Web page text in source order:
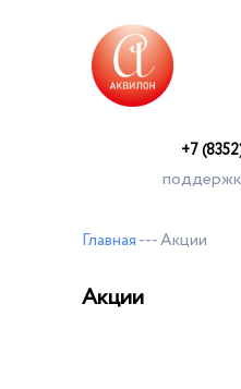
+7
Акции
Главная--- Акции